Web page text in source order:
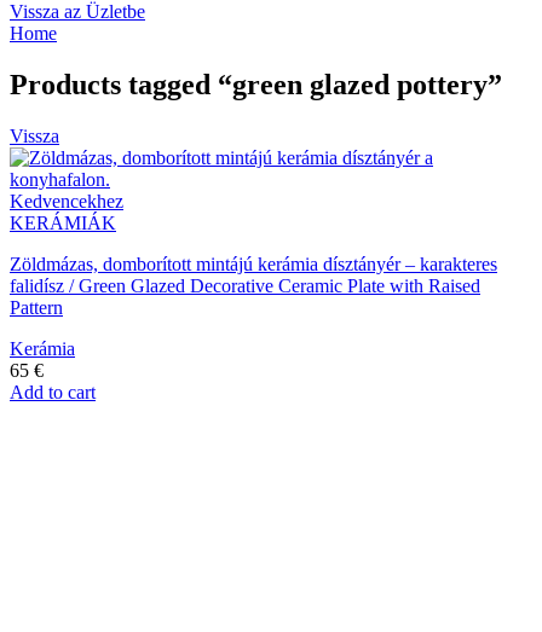
Vissza az Üzletbe
Home
Products tagged “green glazed pottery”
Vissza
Kedvencekhez
KERÁMIÁK
Zöldmázas, domborított mintájú kerámia dísztányér – karakteres
falidísz / Green Glazed Decorative Ceramic Plate with Raised
Pattern
Kerámia
65 €
Add to cart